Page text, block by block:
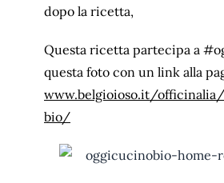
dopo la ricetta,
Questa ricetta partecipa a
questa foto con un link alla
www.belgioioso.it/
bio/